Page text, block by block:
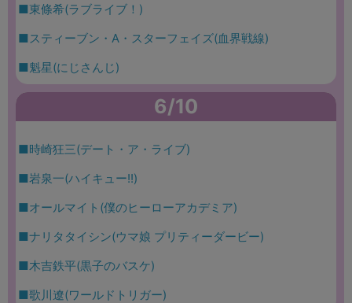
■東條希(ラブライブ！)
■スティーブン・A・スターフェイズ(血界戦線)
■魁星(にじさんじ)
6/10
■時崎狂三(デート・ア・ライブ)
■岩泉一(ハイキュー!!)
■オールマイト(僕のヒーローアカデミア)
■ナリタタイシン(ウマ娘 プリティーダービー)
■木吉鉄平(黒子のバスケ)
■歌川遼(ワールドトリガー)